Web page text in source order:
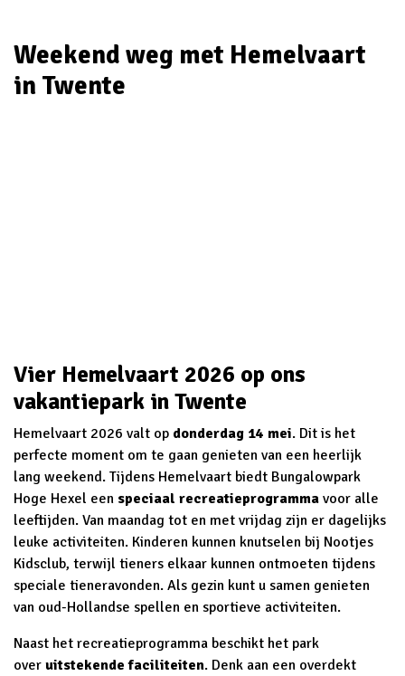
Weekend weg met Hemelvaart
in Twente
Vier Hemelvaart 2026 op ons
vakantiepark in Twente
Hemelvaart 2026 valt op donderdag 14 mei. Dit is het
perfecte moment om te gaan genieten van een heerlijk
lang weekend. Tijdens Hemelvaart biedt Bungalowpark
Hoge Hexel een speciaal recreatieprogramma voor alle
leeftijden. Van maandag tot en met vrijdag zijn er dagelijks
leuke activiteiten. Kinderen kunnen knutselen bij Nootjes
Kidsclub, terwijl tieners elkaar kunnen ontmoeten tijdens
speciale tieneravonden. Als gezin kunt u samen genieten
van oud-Hollandse spellen en sportieve activiteiten.
Naast het recreatieprogramma beschikt het park
over uitstekende faciliteiten. Denk aan een overdekt